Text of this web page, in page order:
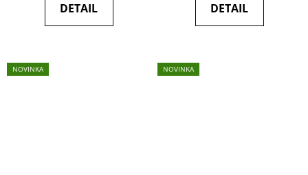
DETAIL DETAIL
NOVINKA NOVINKA